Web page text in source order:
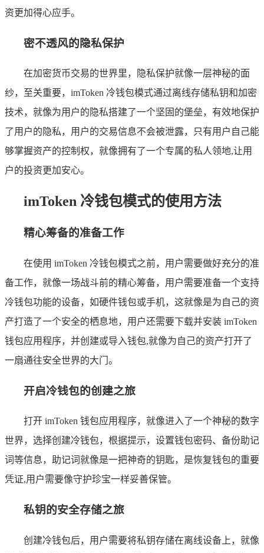
资更加得心应手。
密不透风的隐私保护
在加密货币交易的世界里，隐私保护就像一层神秘的面
纱，至关重要，imToken 冷钱包模式通过离线存储私钥和加密
技术，就像为用户的隐私搭建了一个坚固的堡垒，有效地保护
了用户的隐私，用户的交易信息不会被泄露，只有用户自己能
够掌握资产的控制权，就像拥有了一个专属的私人领地,让用
户的投资更加安心。
imToken 冷钱包模式的使用方法
精心筹备的准备工作
在使用 imToken 冷钱包模式之前，用户需要做好充分的准
备工作，就像一场战斗前的精心筹备，用户需要准备一个支持
冷钱包功能的设备，如硬件钱包或手机，这就像是为自己的资
产打造了一个安全的栖息地，用户还需要下载并安装 imToken
钱包应用程序，并创建或导入钱包,就像为自己的资产打开了
一扇通往安全世界的大门。
开启冷钱包的创建之旅
打开 imToken 钱包应用程序，就像进入了一个神秘的数字
世界，选择创建冷钱包，根据提示，设置钱包密码、备份助记
词等信息，助记词就像是一把神奇的钥匙，是恢复钱包的重要
凭证,用户需要像守护珍宝一样妥善保管。
私钥的安全存储之旅
创建冷钱包后，用户需要将私钥存储在离线设备上，就像